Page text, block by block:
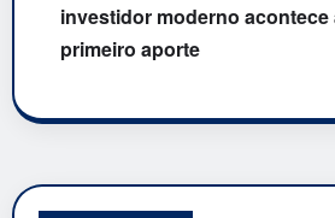
investidor moderno acontece
primeiro aporte